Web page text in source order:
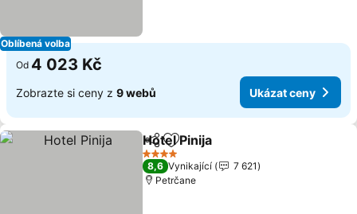
Oblíbená volba
Od 4 023 Kč
Zobrazte si ceny z 9 webů Ukázat ceny
SdíletPřidat na seznam oblíbených
Hotel Pinija
4 Počet hvězdiček
8,6 Vynikající
7 621
Petrčane